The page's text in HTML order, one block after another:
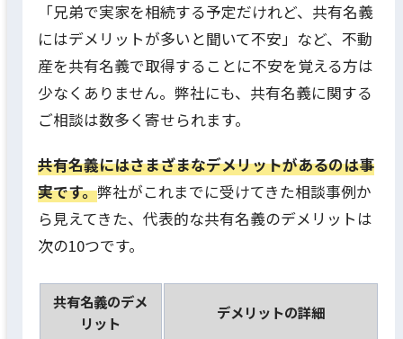
「兄弟で実家を相続する予定だけれど、共有名義
にはデメリットが多いと聞いて不安」など、不動
産を共有名義で取得することに不安を覚える方は
少なくありません。弊社にも、共有名義に関する
ご相談は数多く寄せられます。
共有名義にはさまざまなデメリットがあるのは事
実です。弊社がこれまでに受けてきた相談事例か
ら見えてきた、代表的な共有名義のデメリットは
次の10つです。
共有名義のデメ
リット
デメリットの詳細